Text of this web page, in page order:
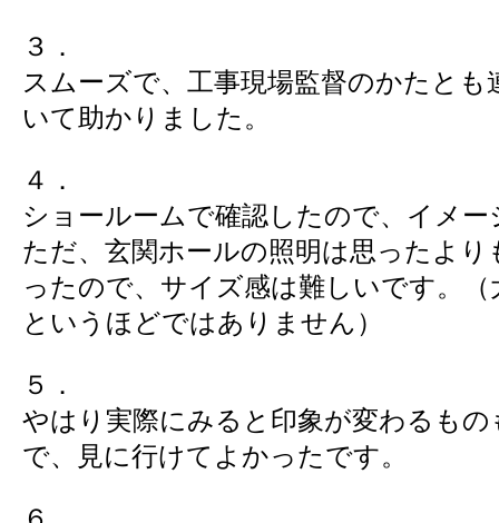
３．
スムーズで、工事現場監督のかたとも
いて助かりました。
４．
ショールームで確認したので、イメ
ただ、玄関ホールの照明は思ったより
ったので、サイズ感は難しいです。
というほどではありません）
５．
やはり実際にみると印象が変わるも
で、見に行けてよかったです。